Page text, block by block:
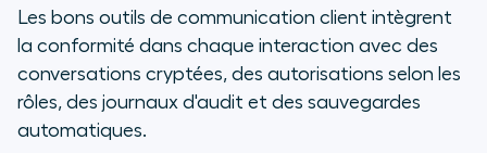
Les bons outils de communication client intègrent
la conformité dans chaque interaction avec des
conversations cryptées, des autorisations selon les
rôles, des journaux d'audit et des sauvegardes
automatiques.